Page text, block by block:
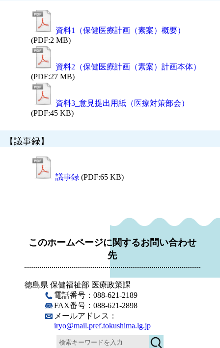
資料1（保健医療計画（素案）概要）
(PDF:2 MB)
資料2（保健医療計画（素案）計画本体）
(PDF:27 MB)
資料3_意見提出用紙（医療対策部会）
(PDF:45 KB)
【議事録】
議事録 (PDF:65 KB)
このホームページに関するお問い合わせ
先
徳島県 保健福祉部 医療政策課
電話番号：088-621-2189
FAX番号：088-621-2898
メールアドレス：
iryo@mail.pref.tokushima.lg.jp
検